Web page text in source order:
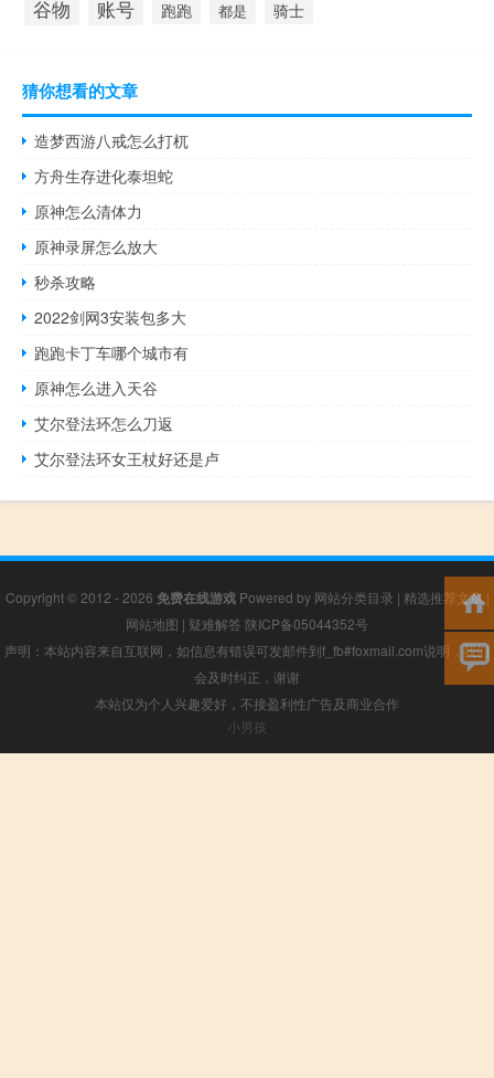
谷物 账号 跑跑 都是 骑士
猜你想看的文章
造梦西游八戒怎么打杌
方舟生存进化泰坦蛇
原神怎么清体力
原神录屏怎么放大
秒杀攻略
2022剑网3安装包多大
跑跑卡丁车哪个城市有
原神怎么进入天谷
艾尔登法环怎么刀返
艾尔登法环女王杖好还是卢
Copyright © 2012 - 2026 免费在线游戏Powered by 网站分类目录 | 精选推荐文章|
网站地图 | 疑难解答 陕ICP备05044352号
声明：本站内容来自互联网，如信息有错误可发邮件到f_fb#foxmail.com说明，我们
会及时纠正，谢谢
本站仅为个人兴趣爱好，不接盈利性广告及商业合作
小男孩